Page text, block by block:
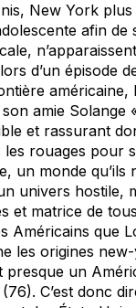
New York
afin de
d’un épisode
américaine,
amie Solange
et rassurant
rouages pour
un monde qu’ils
univers hostile,
et matrice de
Américains que
les origines
presque un
C’est donc